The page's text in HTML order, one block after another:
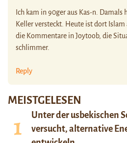
MEISTGELESEN
Unter der usbekischen
versucht, alternative
Ich kam in 90ger aus Kas-n.
Keller versteckt. Heute ist dort Islam
die Kommentare in Joytoob, die
schlimmer.
Reply